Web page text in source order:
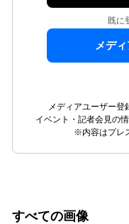
既に
メデ
メディアユーザー登
イベント・記者会見の
※内容はプレ
すべての画像